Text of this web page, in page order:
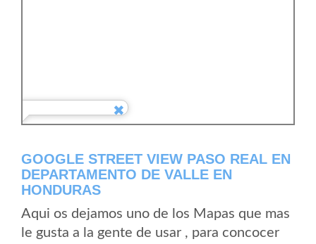
GOOGLE STREET VIEW PASO REAL EN
DEPARTAMENTO DE VALLE EN
HONDURAS
Aqui os dejamos uno de los Mapas que mas
le gusta a la gente de usar , para concocer